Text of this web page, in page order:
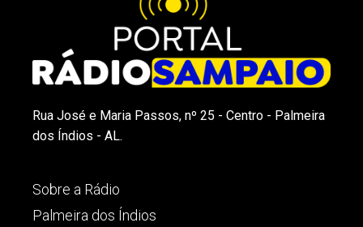
Rua José e Maria Passos, nº 25 - Centro - Palmeira
dos Índios - AL.
Sobre a Rádio
Palmeira dos Índios